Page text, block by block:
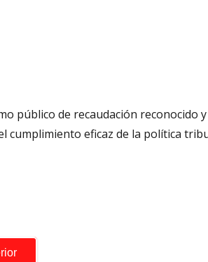
público de recaudación reconocido
cumplimiento eficaz de la política